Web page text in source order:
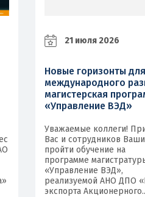
21 июля 2026
Новые горизонты для
международного
магистерская
«Управление ВЭД»
Уважаемые коллеги!
Вас и сотрудников
пройти обучение на
программе
«Управление ВЭД»,
реализуемой АНО ДПО
экспорта